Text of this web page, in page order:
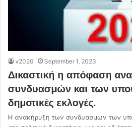
v2020 September 1, 2023
Δικαστική η απόφαση
συνδυασμών και των
δημοτικές εκλογές.
Η ανακήρυξη των συνδυασμών των